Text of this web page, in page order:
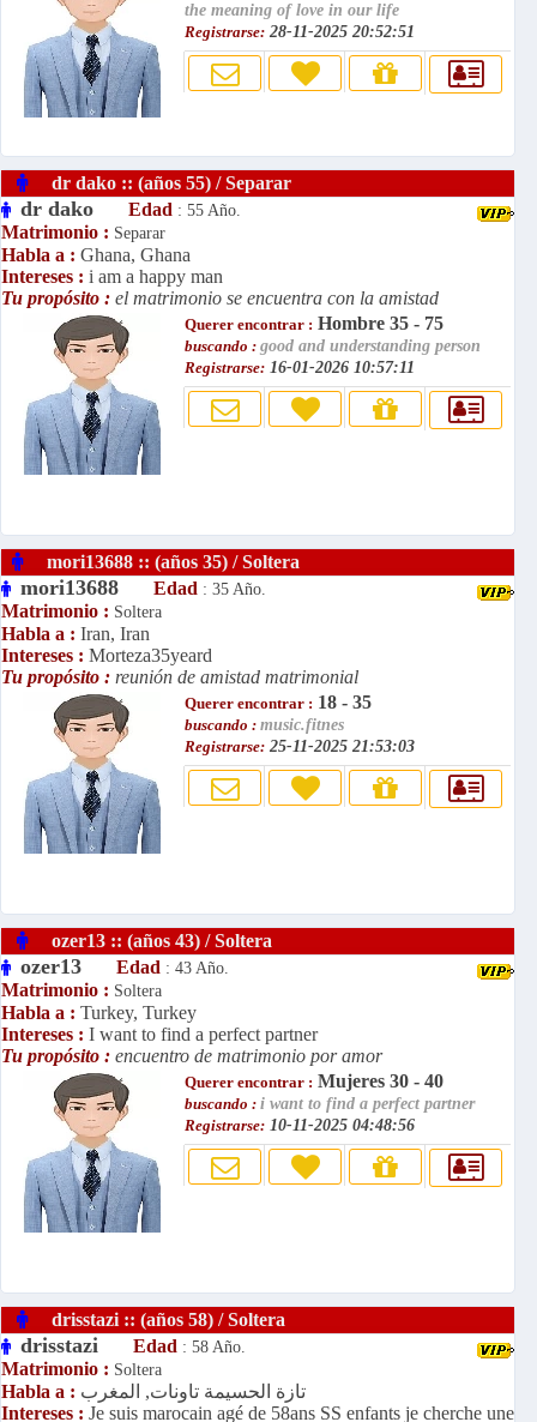
the meaning of love in our life
Registrarse: 28-11-2025 20:52:51
dr dako :: (años 55) / Separar
dr dako Edad : 55 Año.
Matrimonio : Separar
Habla a : Ghana, Ghana
Intereses : i am a happy man
Tu propósito : el matrimonio se encuentra con la amistad
Querer encontrar : Hombre 35 - 75
buscando : good and understanding person
Registrarse: 16-01-2026 10:57:11
mori13688 :: (años 35) / Soltera
mori13688 Edad : 35 Año.
Matrimonio : Soltera
Habla a : Iran, Iran
Intereses : Morteza35yeard
Tu propósito : reunión de amistad matrimonial
Querer encontrar : 18 - 35
buscando : music.fitnes
Registrarse: 25-11-2025 21:53:03
ozer13 :: (años 43) / Soltera
ozer13 Edad : 43 Año.
Matrimonio : Soltera
Habla a : Turkey, Turkey
Intereses : I want to find a perfect partner
Tu propósito : encuentro de matrimonio por amor
Querer encontrar : Mujeres 30 - 40
buscando : i want to find a perfect partner
Registrarse: 10-11-2025 04:48:56
drisstazi :: (años 58) / Soltera
drisstazi Edad : 58 Año.
Matrimonio : Soltera
Habla a : تازة الحسيمة تاونات, المغرب
Intereses : Je suis marocain agé de 58ans SS enfants je cherche une